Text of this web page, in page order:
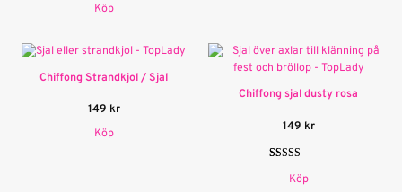
av 5
kundrecension
Köp
Chiffong Strandkjol / Sjal
149 kr
Köp
Chiffong sjal dusty rosa
149 kr
av 5
Köp